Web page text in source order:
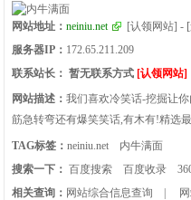
网站地址：neiniu.net [认领网站] -
服务器IP： 172.65.211.209
联系站长： 暂无联系方式 [认领网站]
网站描述：我们喜欢冷笑话-挖掘让
筋急转弯还有爆笑笑话,有木有!精选
TAG标签：neiniu.net
内牛满面
搜索一下： 百度搜索 百度收录
相关查询： 网站综合信息查询